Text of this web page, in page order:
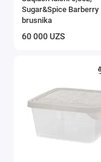
Sugar&Spice Вarberry
brusnika
60 000 UZS